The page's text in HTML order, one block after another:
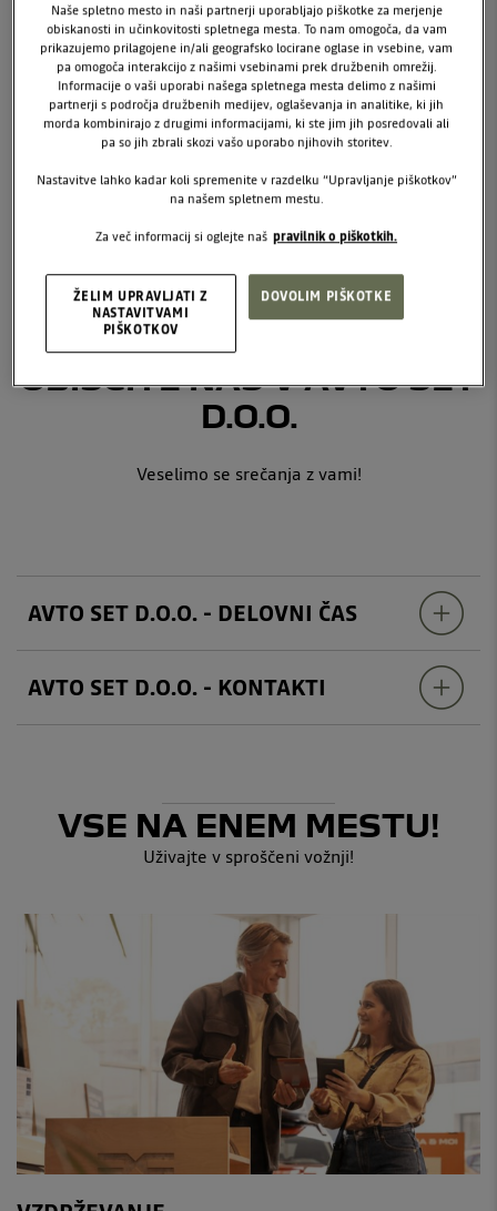
VZPOSTAVITE STIK:
Dragomelj 26
1230 Domžale
T: 01 562 71 11
E:info@avtoset.si
FACEBOOK - AVTO SET
OBIŠČITE NAS V AVTO SET
D.O.O.
Veselimo se srečanja z vami!
AVTO SET D.O.O. - DELOVNI ČAS
AVTO SET D.O.O. - KONTAKTI
VSE NA ENEM MESTU!
Uživajte v sproščeni vožnji!
Naše spletno mesto in naši partnerji uporabljajo piškotke za merjenje
obiskanosti in učinkovitosti spletnega mesta. To nam omogoča, da vam
prikazujemo prilagojene in/ali geografsko locirane oglase in vsebine, vam
pa omogoča interakcijo z našimi vsebinami prek družbenih omrežij.
Informacije o vaši uporabi našega spletnega mesta delimo z našimi
partnerji s področja družbenih medijev, oglaševanja in analitike, ki jih
morda kombinirajo z drugimi informacijami, ki ste jim jih posredovali ali
pa so jih zbrali skozi vašo uporabo njihovih storitev.
Nastavitve lahko kadar koli spremenite v razdelku “Upravljanje piškotkov”
na našem spletnem mestu.
Za več informacij si oglejte naš pravilnik o piškotkih.
DOVOLIM PIŠKOTKE
ŽELIM UPRAVLJATI Z
NASTAVITVAMI
PIŠKOTKOV